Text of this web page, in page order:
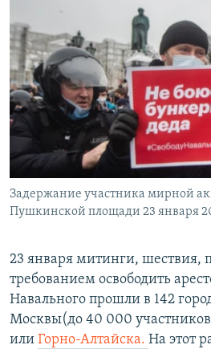
СИБИРЬ.РЕАЛИИ
РАСПИСАНИЕ ВЕЩАНИЯ
ПОДПИШИТЕСЬ НА РАССЫЛКУ
СОЦИАЛЬНЫЕ СЕТИ
Задержание участника мирной
Пушкинской площади 23 января
23 января митинги, шествия,
требованием освободить
Навального прошли в 142
Москвы(до 40 000
или Горно-Алтайска. На этот